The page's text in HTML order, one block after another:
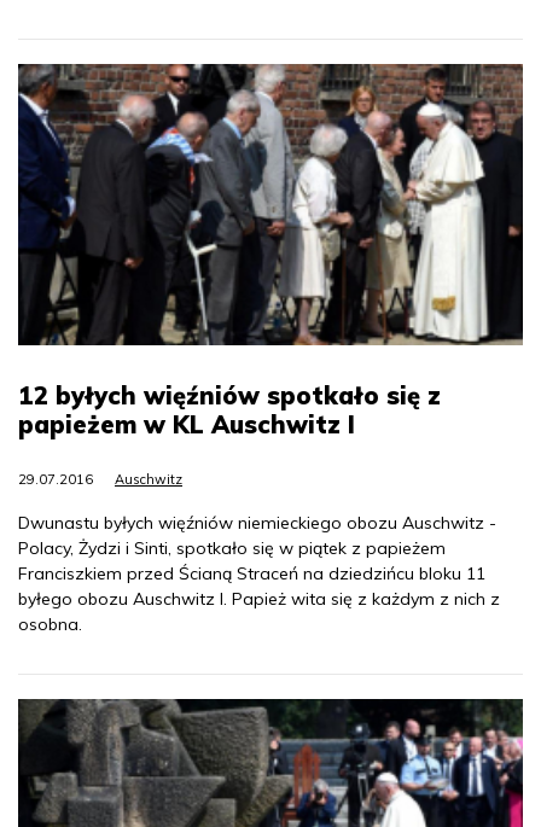
12 byłych więźniów spotkało się z
papieżem w KL Auschwitz I
29.07.2016 Auschwitz
Dwunastu byłych więźniów niemieckiego obozu Auschwitz -
Polacy, Żydzi i Sinti, spotkało się w piątek z papieżem
Franciszkiem przed Ścianą Straceń na dziedzińcu bloku 11
byłego obozu Auschwitz I. Papież wita się z każdym z nich z
osobna.